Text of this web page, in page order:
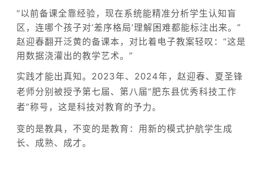
“以前备课全靠经验，现在系统能精准分析学生认知盲
区，连哪个孩子对‘差序格局’理解困难都能标注出来。”
赵迎春翻开泛黄的备课本，对比着电子教案轻叹：“这是
用数据浇灌出的教学艺术。”
实践才能出真知。 2023年、2024年，赵迎春、夏圣锋
老师分别被授予第七届、第八届“肥东县优秀科技工作
者”称号，这是科技对教育的予力。
变的是教具，不变的是教育：用新的模式护航学生成
长、成熟、成才。